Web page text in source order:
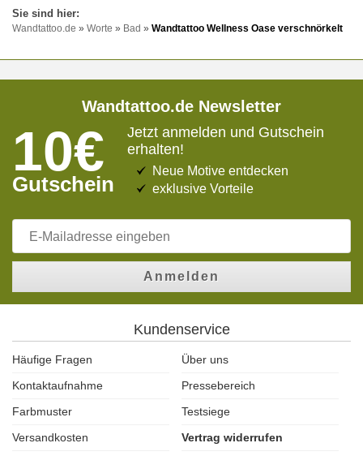
Wandtattoo.de » Worte » Bad » Wandtattoo Wellness Oase verschnörkelt
Wandtattoo.de Newsletter
10€
Gutschein
Jetzt anmelden und Gutschein
erhalten!
Neue Motive entdecken
exklusive Vorteile
Anmelden
Kundenservice
Häufige Fragen
Über uns
Kontaktaufnahme
Pressebereich
Farbmuster
Testsiege
Versandkosten
Vertrag widerrufen